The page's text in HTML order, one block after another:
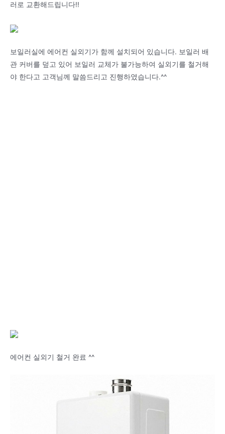
러로 교환해드립니다!!
보일러실에 에어컨 실외기가 함께 설치되어 있습니다. 보일러 배
관 커버를 덮고 있어 보일러 교체가 불가능하여 실외기를 철거해
야 한다고 고객님께 말씀드리고 진행하였습니다.^^
에어컨 실외기 철거 완료 ^^